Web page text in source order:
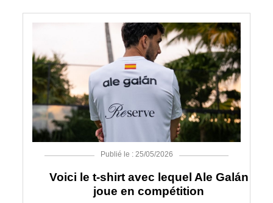
Publié le : 25/05/2026
Voici le t-shirt avec lequel Ale Galán
joue en compétition